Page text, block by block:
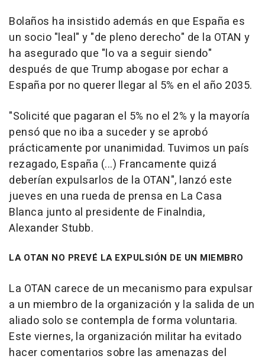
Bolaños ha insistido además en que España es
un socio "leal" y "de pleno derecho" de la OTAN y
ha asegurado que "lo va a seguir siendo"
después de que Trump abogase por echar a
España por no querer llegar al 5% en el año 2035.
"Solicité que pagaran el 5% no el 2% y la mayoría
pensó que no iba a suceder y se aprobó
prácticamente por unanimidad. Tuvimos un país
rezagado, España (...) Francamente quizá
deberían expulsarlos de la OTAN", lanzó este
jueves en una rueda de prensa en La Casa
Blanca junto al presidente de Finalndia,
Alexander Stubb.
LA OTAN NO PREVÉ LA EXPULSIÓN DE UN MIEMBRO
La OTAN carece de un mecanismo para expulsar
a un miembro de la organización y la salida de un
aliado solo se contempla de forma voluntaria.
Este viernes, la organización militar ha evitado
hacer comentarios sobre las amenazas del